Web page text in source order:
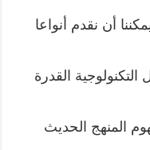
أن نقدم أنواعا
القدرة
المنهج الحديث